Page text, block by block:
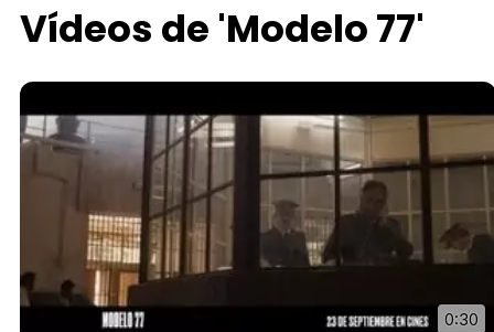
Vídeos de 'Modelo 77'
0:30